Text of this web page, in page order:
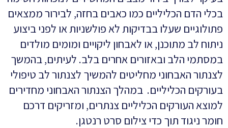
בכלי הדם הכליליים כמו כאבים בחזה, לבירור ממצאים
פתולוגיים שעלו בבדיקות לא פולשניות או לפני ביצוע
ניתוח לב מתוכנן, או לאבחון ליקויים ומומים מולדים
במסתמי הלב ובאזורים אחרים בלב. לעיתים, בהמשך
לצנתור האבחוני מחליטים להמשיך לצנתור לב טיפולי
בעורקים הכליליים. במהלך הצנתור האבחוני מחדירים
למוצא העורקים הכליליים צנתרים, ומזריקים דרכם
חומר ניגוד תוך כדי צילום סרט רנטגן.